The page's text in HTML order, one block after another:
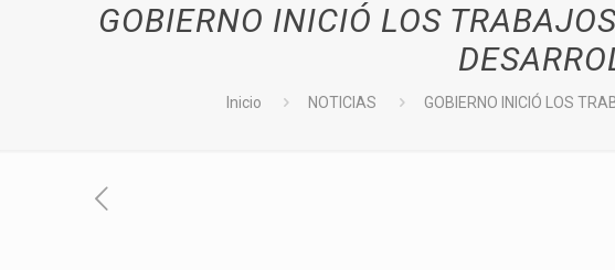
GOBIERNO INICIÓ LOS
Inicio NOTICIAS GOBIERNO INICIÓ LOS